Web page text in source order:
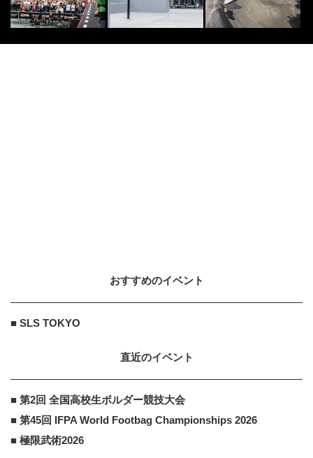
おすすめのイベント
■ SLS TOKYO
直近のイベント
■ 第2回 全国高校生ボルダー競技大会
■ 第45回 IFPA World Footbag Championships 2026
■ 極限武術2026